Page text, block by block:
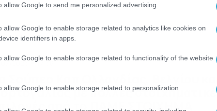
allow Google to send me personalized advertising.
allow Google to enable storage related to analytics like cookies on
identifiers in apps.
allow Google to enable storage related to functionality of the website
allow Google to enable storage related to personalization.
2026 17:38
Τα Σούπερ Καπ Ολλανδίας, Βελγίου
με πολλές
από το ΠΑΜΕ ΣΤΟΙΧΗΜΑ